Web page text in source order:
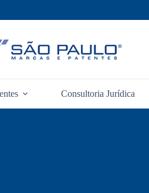
Consultoria Jurídica